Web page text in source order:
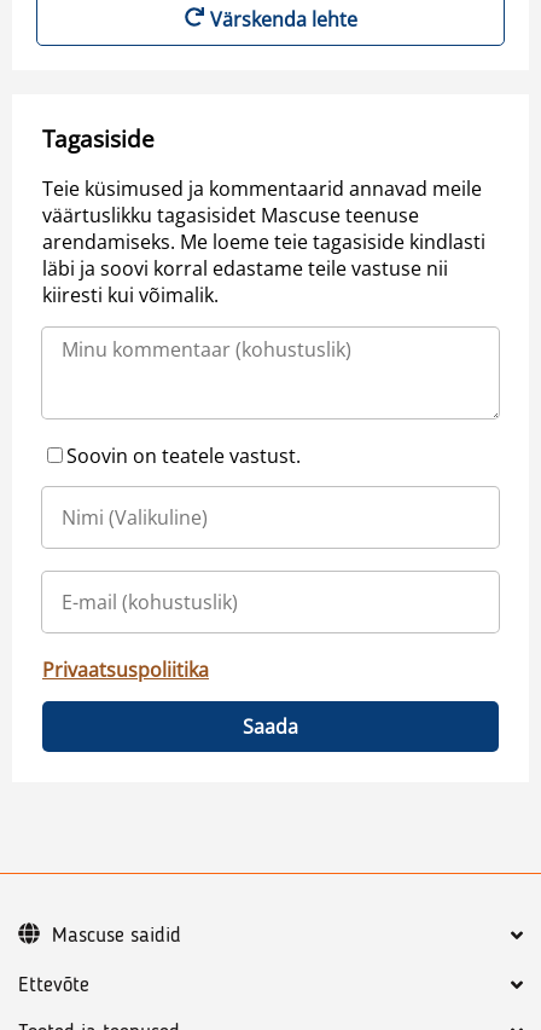
Värskenda lehte
Tagasiside
Teie küsimused ja kommentaarid annavad meile
väärtuslikku tagasisidet Mascuse teenuse
arendamiseks. Me loeme teie tagasiside kindlasti
läbi ja soovi korral edastame teile vastuse nii
kiiresti kui võimalik.
Soovin on teatele vastust.
Privaatsuspoliitika
Saada
Ettevõte
Mascuse saidid